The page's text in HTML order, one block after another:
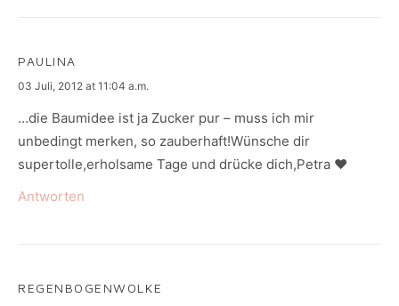
PAULINA
says:
03 Juli, 2012 at 11:04 a.m.
…die Baumidee ist ja Zucker pur – muss ich mir
unbedingt merken, so zauberhaft!Wünsche dir
supertolle,erholsame Tage und drücke dich,Petra ♥
Antworten
REGENBOGENWOLKE